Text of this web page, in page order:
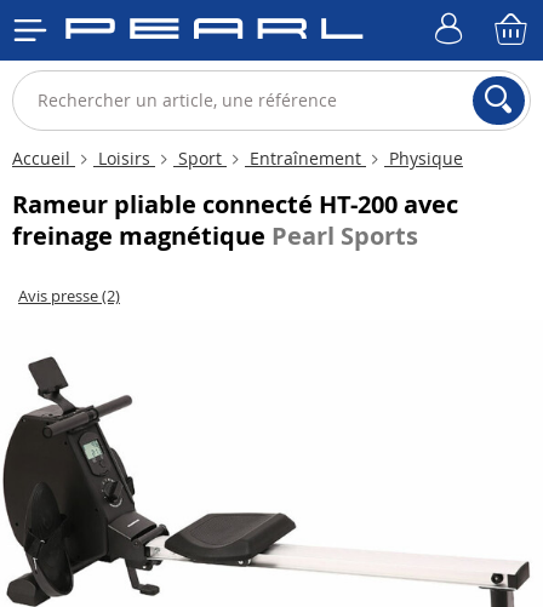
Accueil Loisirs Sport Entraînement Physique
Rameur pliable connecté HT-200 avec
freinage magnétique Pearl Sports
Avis presse (2)